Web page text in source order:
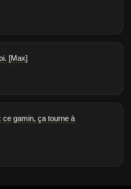
[Max]
ce gamin, ça tourne à